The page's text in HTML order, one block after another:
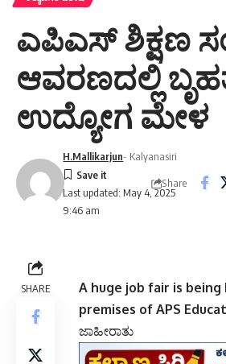
ಎಪಿಎಸ್ ಶಿಕ್ಷಣ
ಆವರಣದಲ್ಲಿ
ಉದ್ಯೋಗ ಮೇಳ
Last updated: May 4, 2025
9:46 am
H.Mallikarjun- Kalyanasiri
Share
SHARE
A huge job fair is
premises of APS
ಜಾಹೀರಾತು